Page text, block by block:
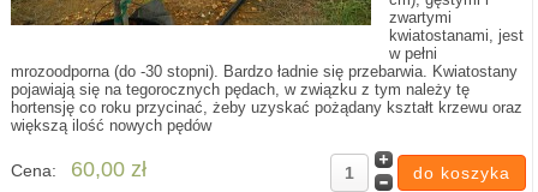
zwartymi
kwiatostanami, jest
w pełni
mrozoodporna (do -30 stopni). Bardzo ładnie się przebarwia. Kwiatostany
pojawiają się na tegorocznych pędach, w związku z tym należy tę
hortensję co roku przycinać, żeby uzyskać pożądany kształt krzewu oraz
większą ilość nowych pędów
Cena: 60,00 zł